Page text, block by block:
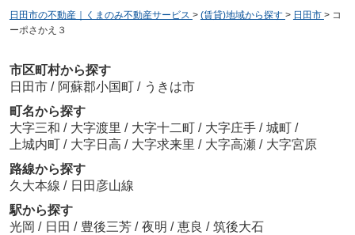
日田市の不動産｜くまのみ不動産サービス > (賃貸)地域から探す > 日田市 > コ
ーポさかえ３
市区町村から探す
日田市 / 阿蘇郡小国町 / うきは市
町名から探す
大字三和 / 大字渡里 / 大字十二町 / 大字庄手 / 城町 /
上城内町 / 大字日高 / 大字求来里 / 大字高瀬 / 大字宮原
路線から探す
久大本線 / 日田彦山線
駅から探す
光岡 / 日田 / 豊後三芳 / 夜明 / 恵良 / 筑後大石